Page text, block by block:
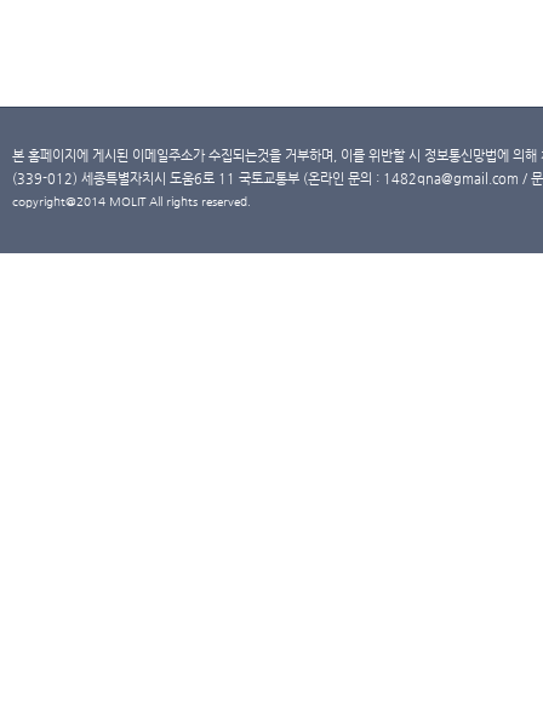
본 홈페이지에 게시된 이메일주소가 수집되는것을 거부하며, 이를 위반할 시 정보통신망법에 의
(339-012) 세종특별자치시 도움6로 11 국토교통부 (온라인 문의 : 1482qna@gmail.com /
copyright@2014 MOLIT All rights reserved.